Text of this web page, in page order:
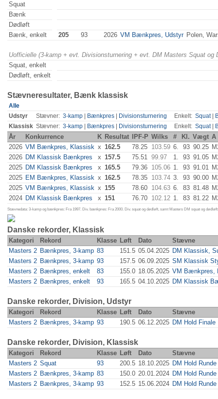
Squat
Bænk
Dødløft
Bænk, enkelt
205 93 2026 VM Bænkpres, Udstyr Polen,
Uofficielle (3-kamp + evt. Divisionsturnering + evt. DM Masters Squat
Squat, enkelt
Dødløft, enkelt
Stævneresultater, Bænk klassisk
Alle
Udstyr
Stævner: 3-kamp Bænkpres Divisionsturnering Enkelt: Squat|
Klassisk Stævner: 3-kamp Bænkpres Divisionsturnering Enkelt: Squat|
År Konkurrence K Resultat IPF-P Wilks # Kl. Vægt A
2026 VM Bænkpres, Klassisk x 162.5 78.25 103.59 6. 93 90.25
2026 DM Klassisk Bænkpres x 157.5 75.51 99.97 1. 93 91.05
2025 DM Klassisk Bænkpres x 165.5 79.36 105.06 1. 93 91.01
2025 EM Bænkpres, Klassisk x 162.5 78.35 103.74 3. 93 90.00
2025 VM Bænkpres, Klassisk x 155 78.60 104.63 6. 83 81.48
2024 DM Klassisk Bænkpres x 151 76.70 102.12 1. 83 81.22
Stævnedata: 3-kamp og bænkpres: Fra 1997. Div. bænkpres: Fra 2000. Div. squat og dødløft, samt Masters DM squat og
Danske rekorder, Klassisk
Kategori Rekord Klasse Løft Dato
Stævne
Masters 2 Bænkpres, 3-kamp 83 151.5 05.04.2025 DM Klassisk,
Masters 2 Bænkpres, 3-kamp 93 157.5 06.09.2025 SM Klassisk
Masters 2 Bænkpres, enkelt 83 155.0 18.05.2025 VM Bænkpres,
Masters 2 Bænkpres, enkelt 93 165.5 04.10.2025 DM Klassisk
Danske rekorder, Division, Udstyr
Kategori Rekord Klasse Løft Dato
Stævne
Masters 2 Bænkpres, 3-kamp 93 190.5 06.12.2025 DM Hold Finale
Danske rekorder, Division, Klassisk
Kategori Rekord Klasse Løft Dato
Stævne
Masters 2 Squat 93 200.5 18.10.2025 DM Hold
Masters 2 Bænkpres, 3-kamp 83 150.0 20.01.2024 DM Hold
Masters 2 Bænkpres, 3-kamp 93 152.5 15.06.2024 DM Hold